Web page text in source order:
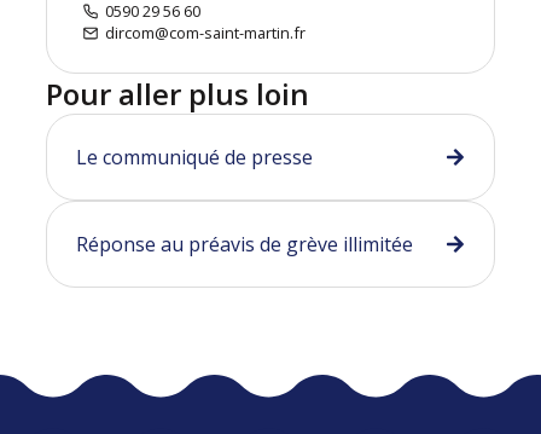
0590 29 56 60
dircom@com-saint-martin.fr
Pour aller plus loin
Le communiqué de presse
Réponse au préavis de grève illimitée